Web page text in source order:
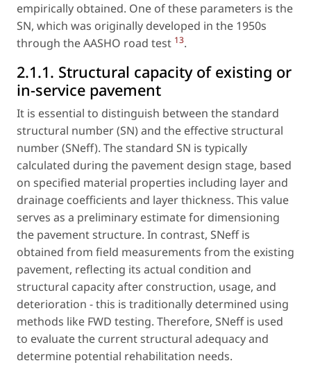
empirically obtained. One of these parameters is the
SN, which was originally developed in the 1950s
through the AASHO road test 13.
2.1.1. Structural capacity of existing or
in-service pavement
It is essential to distinguish between the standard
structural number (SN) and the effective structural
number (SNeff). The standard SN is typically
calculated during the pavement design stage, based
on specified material properties including layer and
drainage coefficients and layer thickness. This value
serves as a preliminary estimate for dimensioning
the pavement structure. In contrast, SNeff is
obtained from field measurements from the existing
pavement, reflecting its actual condition and
structural capacity after construction, usage, and
deterioration - this is traditionally determined using
methods like FWD testing. Therefore, SNeff is used
to evaluate the current structural adequacy and
determine potential rehabilitation needs.